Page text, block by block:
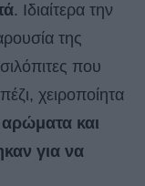
. Ιδιαίτερα την
της
που
χειροποίητα
αρώματα και
για να